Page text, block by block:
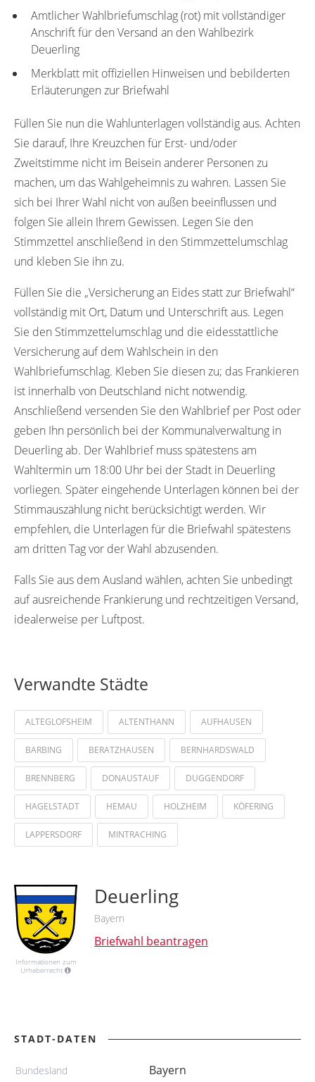
Amtlicher Wahlbriefumschlag (rot) mit vollständiger
Anschrift für den Versand an den Wahlbezirk
Deuerling
Merkblatt mit offiziellen Hinweisen und bebilderten
Erläuterungen zur Briefwahl
Füllen Sie nun die Wahlunterlagen vollständig aus. Achten
Sie darauf, Ihre Kreuzchen für Erst- und/oder
Zweitstimme nicht im Beisein anderer Personen zu
machen, um das Wahlgeheimnis zu wahren. Lassen Sie
sich bei Ihrer Wahl nicht von außen beeinflussen und
folgen Sie allein Ihrem Gewissen. Legen Sie den
Stimmzettel anschließend in den Stimmzettelumschlag
und kleben Sie ihn zu.
Füllen Sie die „Versicherung an Eides statt zur Briefwahl“
vollständig mit Ort, Datum und Unterschrift aus. Legen
Sie den Stimmzettelumschlag und die eidesstattliche
Versicherung auf dem Wahlschein in den
Wahlbriefumschlag. Kleben Sie diesen zu; das Frankieren
ist innerhalb von Deutschland nicht notwendig.
Anschließend versenden Sie den Wahlbrief per Post oder
geben Ihn persönlich bei der Kommunalverwaltung in
Deuerling ab. Der Wahlbrief muss spätestens am
Wahltermin um 18:00 Uhr bei der Stadt in Deuerling
vorliegen. Später eingehende Unterlagen können bei der
Stimmauszählung nicht berücksichtigt werden. Wir
empfehlen, die Unterlagen für die Briefwahl spätestens
am dritten Tag vor der Wahl abzusenden.
Falls Sie aus dem Ausland wählen, achten Sie unbedingt
auf ausreichende Frankierung und rechtzeitigen Versand,
idealerweise per Luftpost.
Verwandte Städte
ALTEGLOFSHEIM ALTENTHANN AUFHAUSEN
BARBING BERATZHAUSEN BERNHARDSWALD
BRENNBERG DONAUSTAUF DUGGENDORF
HAGELSTADT HEMAU HOLZHEIM KÖFERING
LAPPERSDORF MINTRACHING
Informationen zum
Urheberrecht
Deuerling
Bayern
Briefwahl beantragen
STADT-DATEN
Bundesland Bayern